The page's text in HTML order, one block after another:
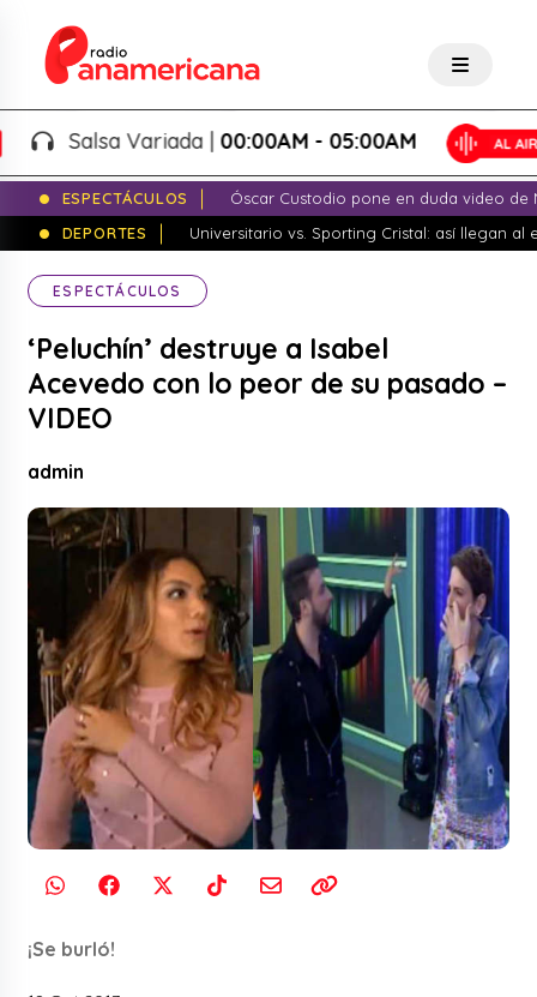
Salsa Variada |00:00AM - 05:00AM
ESPECTÁCULOS
Óscar Custodio pone en duda video de
DEPORTES
Universitario vs. Sporting Cristal: así llegan al
ESPECTÁCULOS
‘Peluchín’ destruye a Isabel
Acevedo con lo peor de su pasado –
VIDEO
admin
¡Se burló!